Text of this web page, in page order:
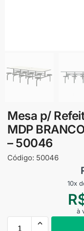
Mesa p/
MDP
– 50046
Código: 50046
10x
à